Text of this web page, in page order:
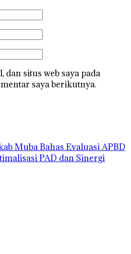
dan situs web saya pada
saya berikutnya.